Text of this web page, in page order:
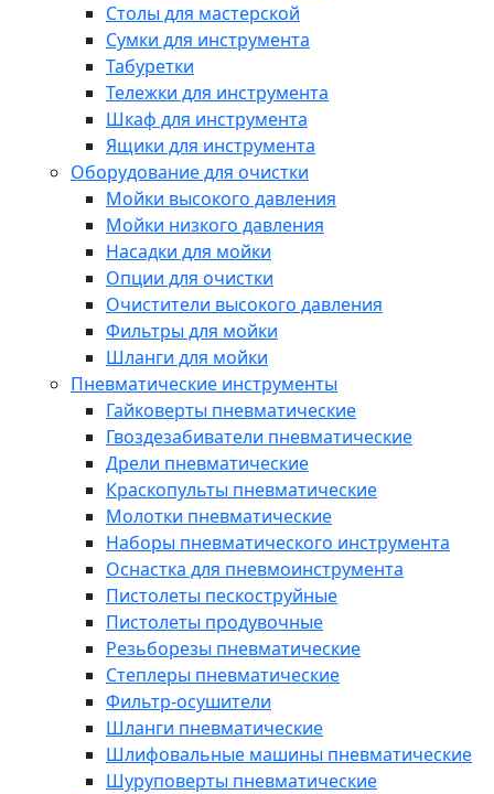
Столы для мастерской
Сумки для инструмента
Табуретки
Тележки для инструмента
Шкаф для инструмента
Ящики для инструмента
Оборудование для очистки
Мойки высокого давления
Мойки низкого давления
Насадки для мойки
Опции для очистки
Очистители высокого давления
Фильтры для мойки
Шланги для мойки
Пневматические инструменты
Гайковерты пневматические
Гвоздезабиватели пневматические
Дрели пневматические
Краскопульты пневматические
Молотки пневматические
Наборы пневматического инструмента
Оснастка для пневмоинструмента
Пистолеты пескоструйные
Пистолеты продувочные
Резьборезы пневматические
Степлеры пневматические
Фильтр-осушители
Шланги пневматические
Шлифовальные машины пневматические
Шуруповерты пневматические